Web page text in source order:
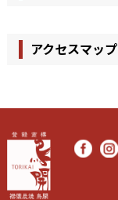
アクセスマップ